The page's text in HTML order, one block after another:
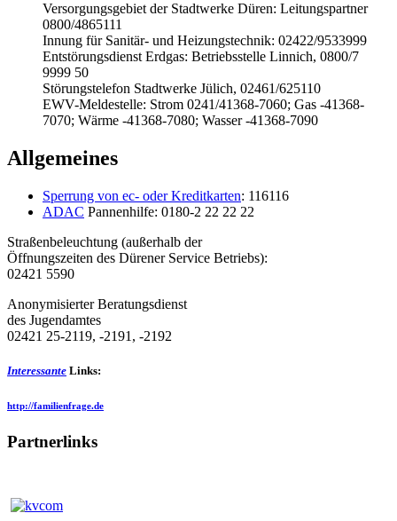
Versorgungsgebiet der Stadtwerke Düren: Leitungspartner
0800/4865111
Innung für Sanitär- und Heizungstechnik: 02422/9533999
Entstörungsdienst Erdgas: Betriebsstelle Linnich, 0800/7
9999 50
Störungstelefon Stadtwerke Jülich, 02461/625110
EWV-Meldestelle: Strom 0241/41368-7060; Gas -41368-
7070; Wärme -41368-7080; Wasser -41368-7090
Allgemeines
Sperrung von ec- oder Kreditkarten: 116116
ADAC Pannenhilfe: 0180-2 22 22 22
Straßenbeleuchtung (außerhalb der
Öffnungszeiten des Dürener Service Betriebs):
02421 5590
Anonymisierter Beratungsdienst
des Jugendamtes
02421 25-2119, -2191, -2192
Interessante Links:
http://familienfrage.de
Partnerlinks